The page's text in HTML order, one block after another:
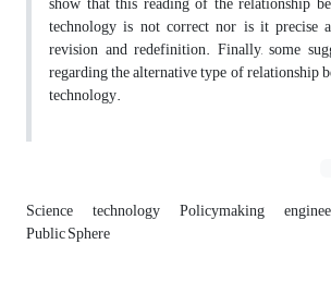
technology is not correct nor is it precise
revision and redefinition. Finally, some
regarding the alternative type of relationship
technology.
Science technology Policymaking
Public Sphere